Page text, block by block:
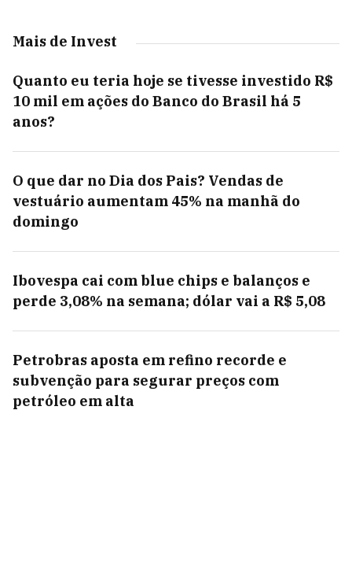
Mais de Invest
Quanto eu teria hoje se tivesse investido R$
10 mil em ações do Banco do Brasil há 5
anos?
O que dar no Dia dos Pais? Vendas de
vestuário aumentam 45% na manhã do
domingo
Ibovespa cai com blue chips e balanços e
perde 3,08% na semana; dólar vai a R$ 5,08
Petrobras aposta em refino recorde e
subvenção para segurar preços com
petróleo em alta